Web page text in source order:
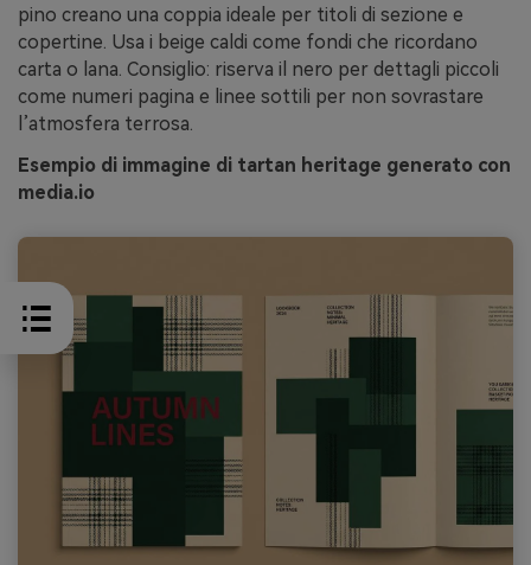
pino creano una coppia ideale per titoli di sezione e
copertine. Usa i beige caldi come fondi che ricordano
carta o lana. Consiglio: riserva il nero per dettagli piccoli
come numeri pagina e linee sottili per non sovrastare
l’atmosfera terrosa.
Esempio di immagine di tartan heritage generato con
media.io